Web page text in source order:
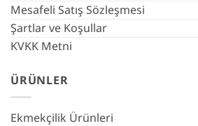
Mesafeli Satış Sözleşmesi
Şartlar ve Koşullar
KVKK Metni
ÜRÜNLER
Ekmekçilik Ürünleri